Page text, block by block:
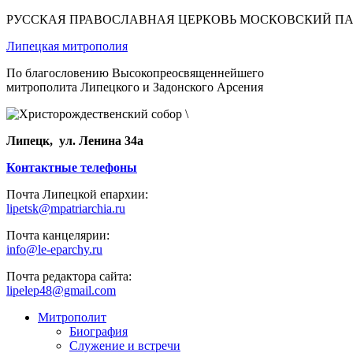
РУССКАЯ ПРАВОСЛАВНАЯ ЦЕРКОВЬ МОСКОВСКИЙ
Липецкая митрополия
По благословению Высокопреосвященнейшего
митрополита Липецкого и Задонского Арсения
Липецк, ул. Ленина 34а
Контактные телефоны
Почта Липецкой епархии:
lipetsk@mpatriarchia.ru
Почта канцелярии:
info@le-eparchy.ru
Почта редактора сайта:
lipelep48@gmail.com
Митрополит
Биография
Служение и встречи